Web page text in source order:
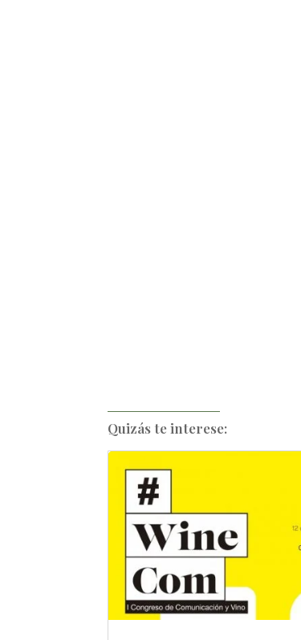
Quizás te interese: